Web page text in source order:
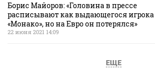
Борис Майоров: «Головина в прессе
расписывают как выдающегося игрока
«Монако», но на Евро он потерялся»
22 июня 2021 14:09
ЕЩЕ